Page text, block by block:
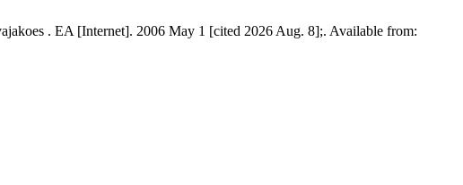
. EA [Internet]. 2006 May 1 [cited 2026 Aug. 8];. Available from: